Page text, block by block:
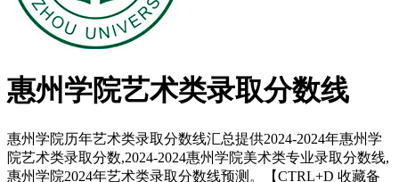
惠州学院艺术类录取分数线
惠州学院历年艺术类录取分数线汇总提供2024-2024年惠州学
院艺术类录取分数,2024-2024惠州学院美术类专业录取分数线,
惠州学院2024年艺术类录取分数线预测。【CTRL+D 收藏备